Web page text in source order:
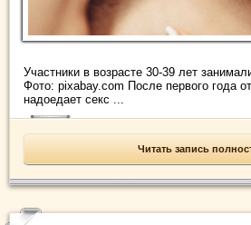
Участники в возрасте 30-39 лет
Фото: pixabay.com После первого года
надоедает секс ...
Читать запись